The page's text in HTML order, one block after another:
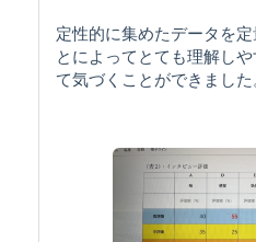
定性的に集めたデータを
とによってとても理解し
て気づくことができました